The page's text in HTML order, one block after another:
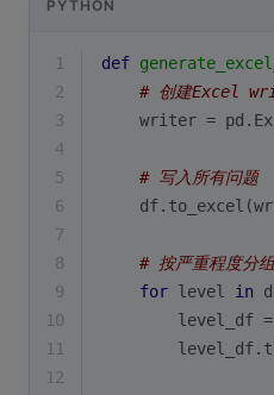
PYTHON
1 def
2
# 创建Excel
3
writer =
4
5
# 写入所有问题
6
7
8
# 按严重程度分组
9
for level in
10
level_df
11
12